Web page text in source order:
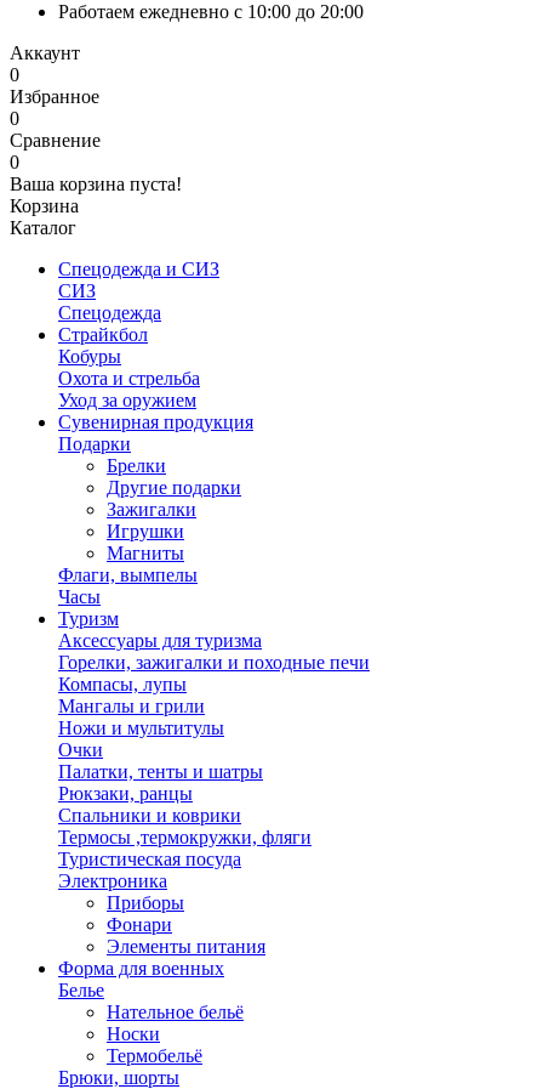
Работаем ежедневно с 10:00 до 20:00
Аккаунт
0
Избранное
0
Сравнение
0
Ваша корзина пуста!
Корзина
Каталог
Спецодежда и СИЗ
СИЗ
Спецодежда
Страйкбол
Кобуры
Охота и стрельба
Уход за оружием
Сувенирная продукция
Подарки
Брелки
Другие подарки
Зажигалки
Игрушки
Магниты
Флаги, вымпелы
Часы
Туризм
Аксессуары для туризма
Горелки, зажигалки и походные печи
Компасы, лупы
Мангалы и грили
Ножи и мультитулы
Очки
Палатки, тенты и шатры
Рюкзаки, ранцы
Спальники и коврики
Термосы ,термокружки, фляги
Туристическая посуда
Электроника
Приборы
Фонари
Элементы питания
Форма для военных
Белье
Нательное бельё
Носки
Термобельё
Брюки, шорты